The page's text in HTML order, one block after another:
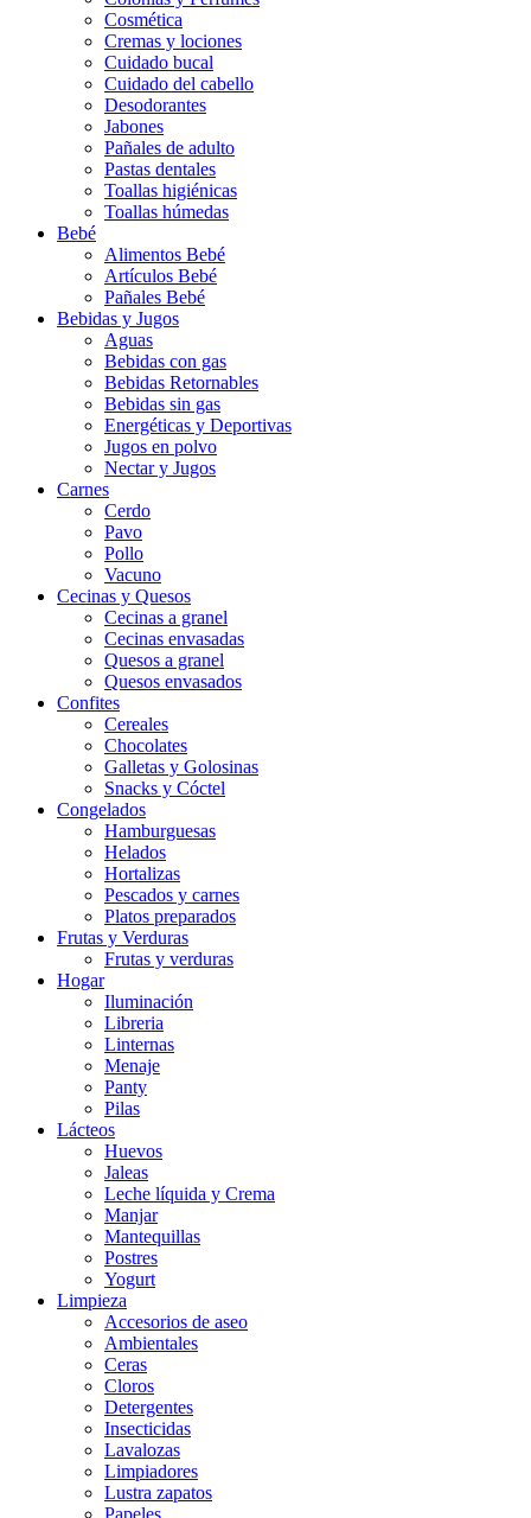
Cosmética
Cremas y lociones
Cuidado bucal
Cuidado del cabello
Desodorantes
Jabones
Pañales de adulto
Pastas dentales
Toallas higiénicas
Toallas húmedas
Bebé
Alimentos Bebé
Artículos Bebé
Pañales Bebé
Bebidas y Jugos
Aguas
Bebidas con gas
Bebidas Retornables
Bebidas sin gas
Energéticas y Deportivas
Jugos en polvo
Nectar y Jugos
Carnes
Cerdo
Pavo
Pollo
Vacuno
Cecinas y Quesos
Cecinas a granel
Cecinas envasadas
Quesos a granel
Quesos envasados
Confites
Cereales
Chocolates
Galletas y Golosinas
Snacks y Cóctel
Congelados
Hamburguesas
Helados
Hortalizas
Pescados y carnes
Platos preparados
Frutas y Verduras
Frutas y verduras
Hogar
Iluminación
Libreria
Linternas
Menaje
Panty
Pilas
Lácteos
Huevos
Jaleas
Leche líquida y Crema
Manjar
Mantequillas
Postres
Yogurt
Limpieza
Accesorios de aseo
Ambientales
Ceras
Cloros
Detergentes
Insecticidas
Lavalozas
Limpiadores
Lustra zapatos
Papeles